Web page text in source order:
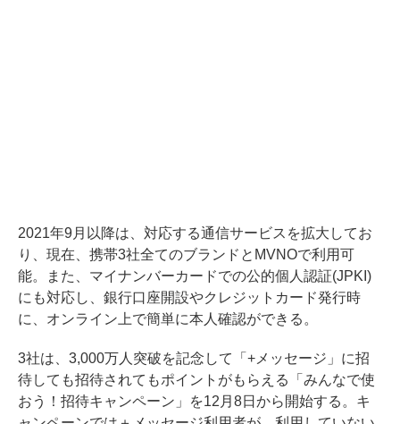
2021年9月以降は、対応する通信サービスを拡大してお
り、現在、携帯3社全てのブランドとMVNOで利用可
能。また、マイナンバーカードでの公的個人認証(JPKI)
にも対応し、銀行口座開設やクレジットカード発行時
に、オンライン上で簡単に本人確認ができる。
3社は、3,000万人突破を記念して「+メッセージ」に招
待しても招待されてもポイントがもらえる「みんなで使
おう！招待キャンペーン」を12月8日から開始する。キ